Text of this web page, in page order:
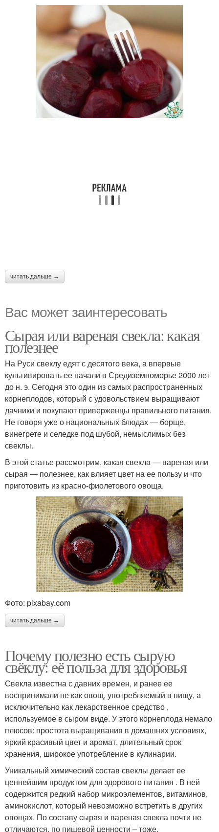
читать дальше →
Вас может заинтересовать
Сырая или вареная свекла: какая
полезнее
На Руси свеклу едят с десятого века, а впервые
культивировать ее начали в Средиземноморье 2000 лет
до н. э. Сегодня это один из самых распространенных
корнеплодов, который с удовольствием выращивают
дачники и покупают приверженцы правильного питания.
Не говоря уже о национальных блюдах — борще,
винегрете и селедке под шубой, немыслимых без
свеклы.
В этой статье рассмотрим, какая свекла — вареная или
сырая — полезнее, как влияет цвет на ее пользу и что
приготовить из красно-фиолетового овоща.
Фото: pixabay.com
читать дальше →
Почему полезно есть сырую
свёклу: её польза для здоровья
Свекла известна с давних времен, и ранее ее
воспринимали не как овощ, употребляемый в пищу, а
исключительно как лекарственное средство ,
используемое в сыром виде. У этого корнеплода немало
плюсов: простота выращивания в домашних условиях,
яркий красивый цвет и аромат, длительный срок
хранения, широкое употребление в кулинарии.
Уникальный химический состав свеклы делает ее
ценнейшим продуктом для здорового питания . В ней
содержится редкий набор микроэлементов, витаминов,
аминокислот, который невозможно встретить в других
овощах. По составу сырая и вареная свекла почти не
отличаются, по пищевой ценности – тоже.